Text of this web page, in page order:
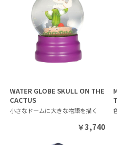
WATER GLOBE SKULL ON THE
CACTUS
小さなドームに大きな物語を描く
￥3,740